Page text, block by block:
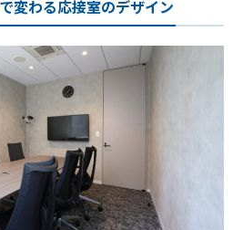
変わる応接室のデザイン